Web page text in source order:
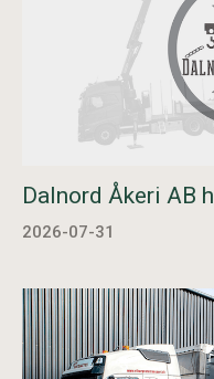
Dalnord Åkeri AB
2026-07-31